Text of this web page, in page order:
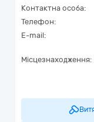
Контактна особа:
Телефон:
E-mail:
Місцезнаходження: